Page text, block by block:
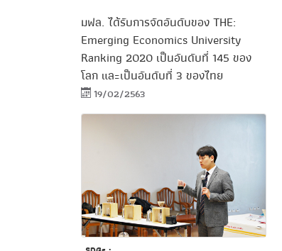
มฟล. ได้รับการจัดอันดับของ THE:
Emerging Economics University
Ranking 2020 เป็นอันดับที่ 145 ของ
โลก และเป็นอันดับที่ 3 ของไทย
19/02/2563